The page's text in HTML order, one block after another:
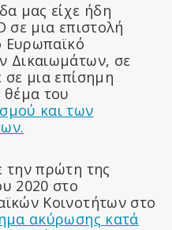
μας είχε ήδη
σε μια επιστολή
Ευρωπαϊκό
Δικαιωμάτων, σε
μια επίσημη
του
και των
την πρώτη της
2020 στο
Κοινοτήτων στο
ακύρωσης κατά